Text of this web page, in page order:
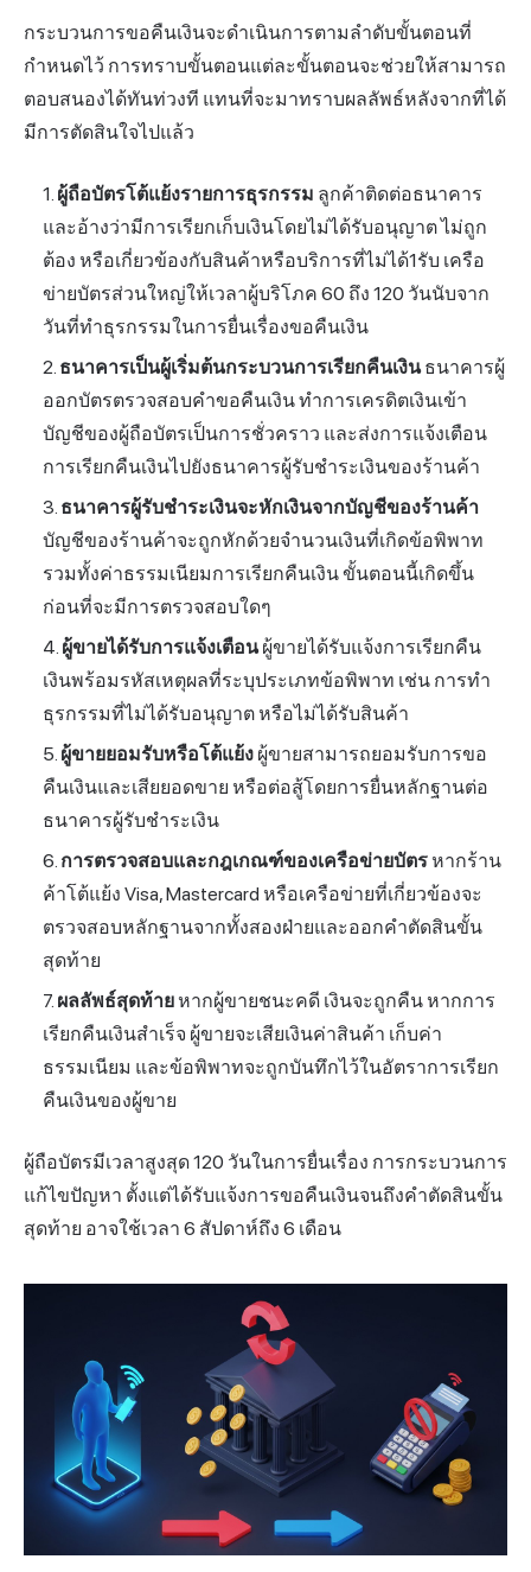
กระบวนการขอคืนเงินจะดำเนินการตามลำดับขั้นตอนที่
กำหนดไว้ การทราบขั้นตอนแต่ละขั้นตอนจะช่วยให้สามารถ
ตอบสนองได้ทันท่วงที แทนที่จะมาทราบผลลัพธ์หลังจากที่ได้
มีการตัดสินใจไปแล้ว
ผู้ถือบัตรโต้แย้งรายการธุรกรรม ลูกค้าติดต่อธนาคาร
และอ้างว่ามีการเรียกเก็บเงินโดยไม่ได้รับอนุญาต ไม่ถูก
ต้อง หรือเกี่ยวข้องกับสินค้าหรือบริการที่ไม่ได้1รับ เครือ
ข่ายบัตรส่วนใหญ่ให้เวลาผู้บริโภค 60 ถึง 120 วันนับจาก
วันที่ทำธุรกรรมในการยื่นเรื่องขอคืนเงิน
ธนาคารเป็นผู้เริ่มต้นกระบวนการเรียกคืนเงินธนาคารผู้
ออกบัตรตรวจสอบคำขอคืนเงิน ทำการเครดิตเงินเข้า
บัญชีของผู้ถือบัตรเป็นการชั่วคราว และส่งการแจ้งเตือน
การเรียกคืนเงินไปยังธนาคารผู้รับชำระเงินของร้านค้า
ธนาคารผู้รับชำระเงินจะหักเงินจากบัญชีของร้านค้า
บัญชีของร้านค้าจะถูกหักด้วยจำนวนเงินที่เกิดข้อพิพาท
รวมทั้งค่าธรรมเนียมการเรียกคืนเงิน ขั้นตอนนี้เกิดขึ้น
ก่อนที่จะมีการตรวจสอบใดๆ
ผู้ขายได้รับการแจ้งเตือนผู้ขายได้รับแจ้งการเรียกคืน
เงินพร้อมรหัสเหตุผลที่ระบุประเภทข้อพิพาท เช่น การทำ
ธุรกรรมที่ไม่ได้รับอนุญาต หรือไม่ได้รับสินค้า
ผู้ขายยอมรับหรือโต้แย้ง ผู้ขายสามารถยอมรับการขอ
คืนเงินและเสียยอดขาย หรือต่อสู้โดยการยื่นหลักฐานต่อ
ธนาคารผู้รับชำระเงิน
การตรวจสอบและกฎเกณฑ์ของเครือข่ายบัตรหากร้าน
ค้าโต้แย้ง Visa, Mastercard หรือเครือข่ายที่เกี่ยวข้องจะ
ตรวจสอบหลักฐานจากทั้งสองฝ่ายและออกคำตัดสินขั้น
สุดท้าย
ผลลัพธ์สุดท้ายหากผู้ขายชนะคดี เงินจะถูกคืน หากการ
เรียกคืนเงินสำเร็จ ผู้ขายจะเสียเงินค่าสินค้า เก็บค่า
ธรรมเนียม และข้อพิพาทจะถูกบันทึกไว้ในอัตราการเรียก
คืนเงินของผู้ขาย
ผู้ถือบัตรมีเวลาสูงสุด 120 วันในการยื่นเรื่อง การกระบวนการ
แก้ไขปัญหา ตั้งแต่ได้รับแจ้งการขอคืนเงินจนถึงคำตัดสินขั้น
สุดท้าย อาจใช้เวลา 6 สัปดาห์ถึง 6 เดือน